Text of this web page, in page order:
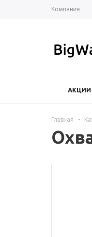
Компания
АКЦИИ
Главная -